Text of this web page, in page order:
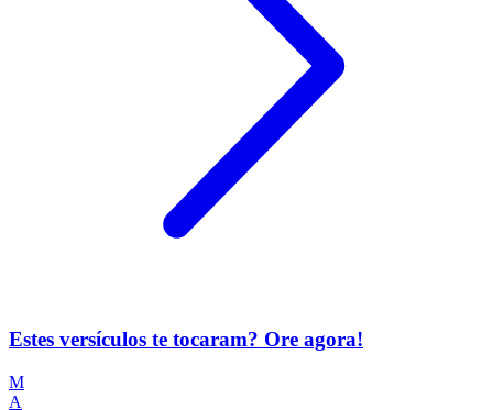
Estes versículos te tocaram? Ore agora!
M
A